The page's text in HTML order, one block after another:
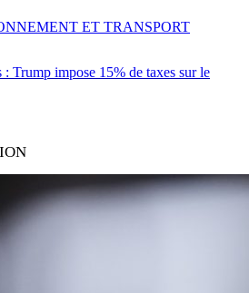
: Trump impose 15% de taxes sur le
ET TRANSPORT